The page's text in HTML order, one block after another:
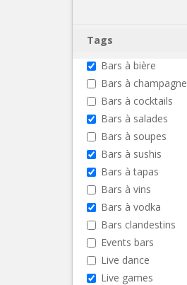
Tags
Bars à bière
Bars à champagne
Bars à cocktails
Bars à salades
Bars à soupes
Bars à sushis
Bars à tapas
Bars à vins
Bars à vodka
Bars clandestins
Events bars
Live dance
Live games